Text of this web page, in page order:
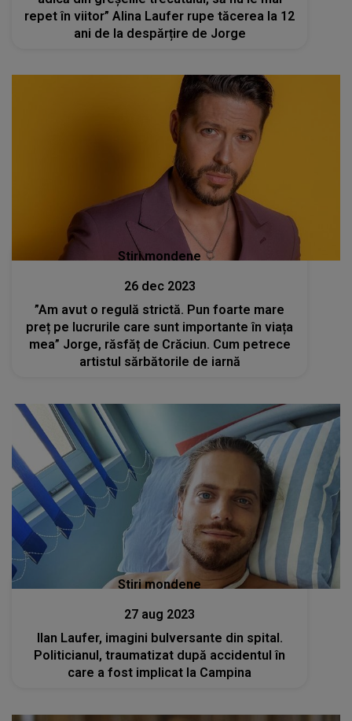
repet în viitor” Alina Laufer rupe tăcerea la 12
ani de la despărțire de Jorge
Stiri mondene
26 dec 2023
”Am avut o regulă strictă. Pun foarte mare
preț pe lucrurile care sunt importante în viața
mea” Jorge, răsfăț de Crăciun. Cum petrece
artistul sărbătorile de iarnă
Stiri mondene
27 aug 2023
Ilan Laufer, imagini bulversante din spital.
Politicianul, traumatizat după accidentul în
care a fost implicat la Campina